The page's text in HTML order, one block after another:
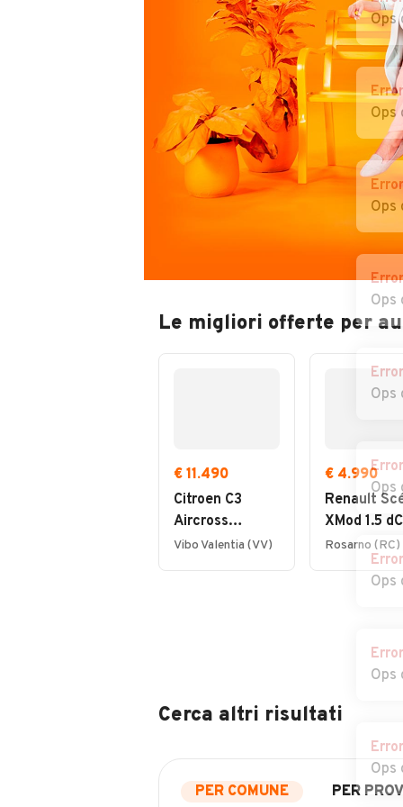
Le migliori offerte per
€ 11.490
Citroen C3
Aircross
BlueHDi 110
Vibo Valentia (VV)
€ 4.990
Renault
XMod 1.5
110CV Race
Rosarno (RC)
Cerca altri risultati
PER COMUNE PER
Ops
Error
Ops
Error
Ops
Error
Ops
Error
Ops
Error
Ops
Error
Ops
Error
Ops
Error
Ops